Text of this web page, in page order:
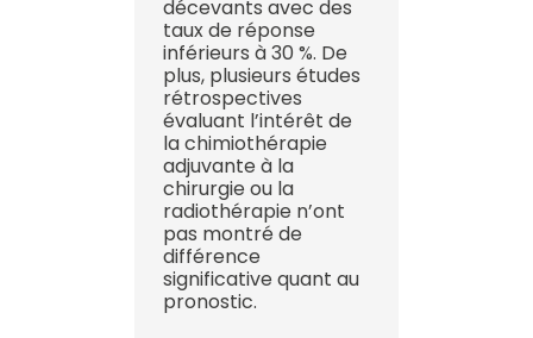
décevants avec des
taux de réponse
inférieurs à 30 %. De
plus, plusieurs études
rétrospectives
évaluant l’intérêt de
la chimiothérapie
adjuvante à la
chirurgie ou la
radiothérapie n’ont
pas montré de
différence
significative quant au
pronostic.